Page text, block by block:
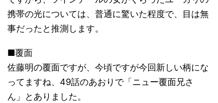
携帯の光については、普通に驚いた程度で、目は無
事だったと推測します。
■覆面
佐藤明の覆面ですが、今頃ですが今回新しい柄にな
ってますね、49話のあおりで「ニュー覆面兄さ
ん」とありました。